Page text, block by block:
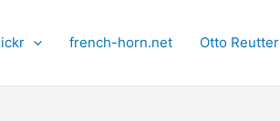
french-horn.net Otto Reutter